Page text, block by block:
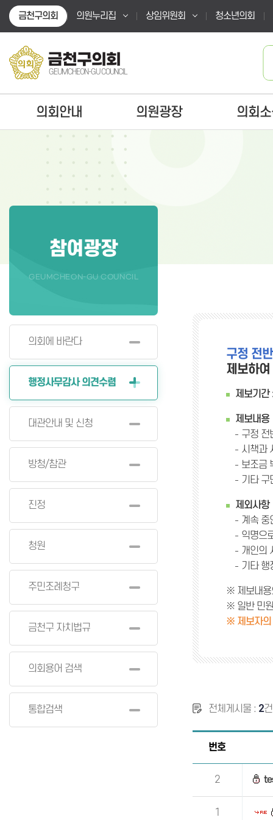
본문바로가기
금천구의회
의원누리집 상임위원회 청소년의회
금천구의회
GEUMCHEON-GU COUNCIL
의회안내 의원광장 의회
참여광장
GEUMCHEON-GU COUNCIL
의회에 바란다
행정사무감사 의견수렴
대관안내 및 신청
방청/참관
진정
청원
주민조례청구
금천구 자치법규
의회용어 검색
통합검색
구정 전
제보하
제보기간
제보내용
구정 전
시책과
보조금
기타 구
제외사항
계속 중
익명으
개인의
기타 행
※ 제보내용
※ 일반 민
※ 제보자의
전체게시물 : 2건
번호
2
1